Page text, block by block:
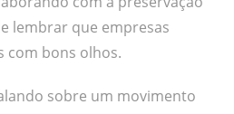
lembrar que empresas
com bons olhos.
sobre um movimento